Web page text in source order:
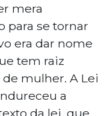
mera
para se tornar
era dar nome
tem raiz
mulher. A Lei
a
da lei, que